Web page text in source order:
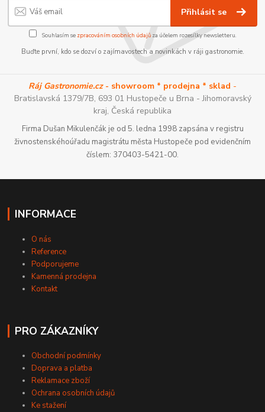
Přihlásit se
Souhlasím se zpracováním osobních údajůza účelem rozesílky newsletteru.
Buďte první, kdo se dozví o zajímavostech a novinkách v ráji gastronomie.
Ráj Gastronomie.cz- showroom * prodejna * sklad -
Bratislavská 1379/7B, 693 01 Hustopeče u Brna - Jihomoravský
kraj, Česká republika
Firma Dušan Mikulenčák je od 5. ledna 1998 zapsána v registru
živnostenskéhoúřadu magistrátu města Hustopeče pod evidenčním
číslem: 370403-5421-00.
INFORMACE
O nás
Reference
Podporujeme
Kamenná prodejna
Kontakt
PRO ZÁKAZNÍKY
Obchodní podmínky
Doprava a platba
Reklamace zboží
Ochrana osobních údajů
Ke stažení